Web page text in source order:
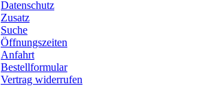
Datenschutz
Zusatz
Suche
Öffnungszeiten
Anfahrt
Bestellformular
Vertrag widerrufen